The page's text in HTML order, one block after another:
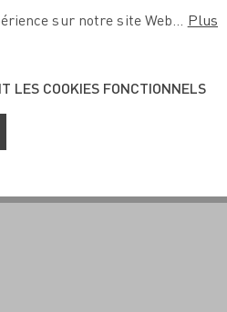
Aperitifglas-Set #17,
Kuhlmann
sur notre site Web... Plus
LES COOKIES FONCTIONNELS